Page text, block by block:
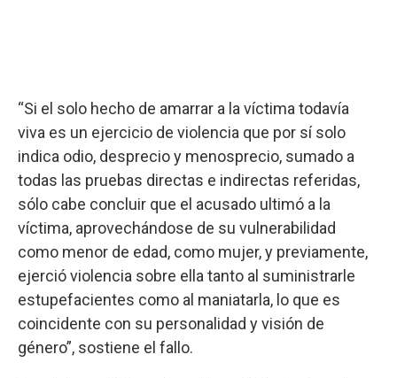
“Si el solo hecho de amarrar a la víctima todavía
viva es un ejercicio de violencia que por sí solo
indica odio, desprecio y menosprecio, sumado a
todas las pruebas directas e indirectas referidas,
sólo cabe concluir que el acusado ultimó a la
víctima, aprovechándose de su vulnerabilidad
como menor de edad, como mujer, y previamente,
ejerció violencia sobre ella tanto al suministrarle
estupefacientes como al maniatarla, lo que es
coincidente con su personalidad y visión de
género”, sostiene el fallo.